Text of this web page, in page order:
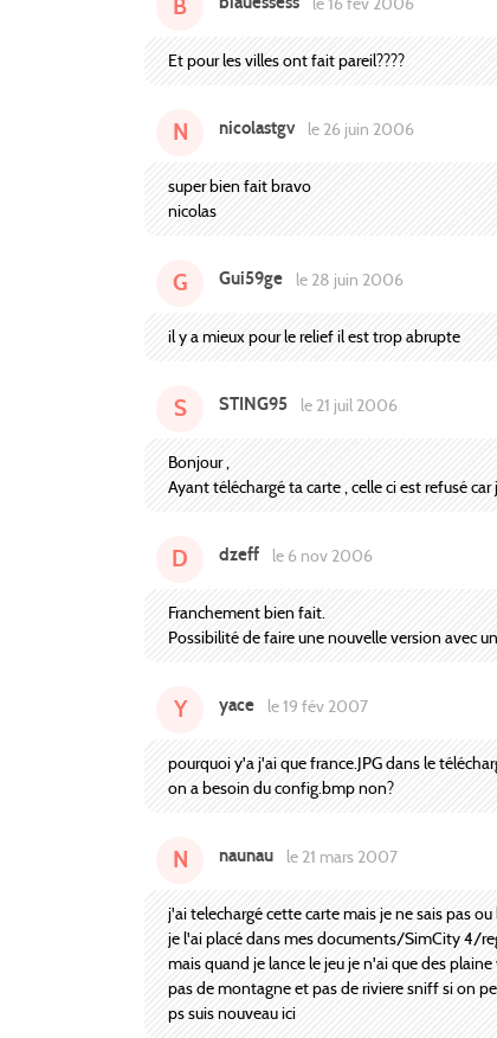
B
Et pour les villes ont fait pareil????
N nicolastgv le 26 juin 2006
super bien fait bravo
nicolas
G Gui59ge le 28 juin 2006
il y a mieux pour le relief il est trop abrupte
S STING95 le 21 juil 2006
Bonjour ,
Ayant téléchargé ta carte , celle ci est refusé
D dzeff le 6 nov 2006
Franchement bien fait.
Possibilité de faire une nouvelle version avec
Y yace le 19 fév 2007
pourquoi y'a j'ai que france.JPG dans le
on a besoin du config.bmp non?
N naunau le 21 mars 2007
j'ai telechargé cette carte mais je ne sais pas
je l'ai placé dans mes documents/SimCity 4/
mais quand je lance le jeu je n'ai que des
pas de montagne et pas de riviere sniff si on
ps suis nouveau ici